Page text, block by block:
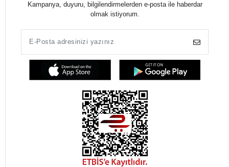
Kampanya, duyuru, bilgilendirmelerden e-posta ile haberdar
olmak istiyorum.